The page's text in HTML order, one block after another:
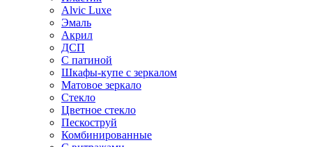
Alvic Luxe
Эмаль
Акрил
ДСП
С патиной
Шкафы-купе с зеркалом
Матовое зеркало
Стекло
Цветное стекло
Пескоструй
Комбинированные